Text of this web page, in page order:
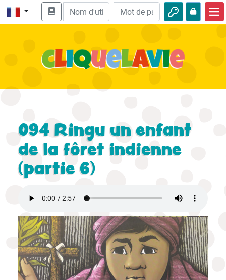
Enseignement biblique
Aventures
094 Ringu un enfant
de la fôret indienne
(partie 6)